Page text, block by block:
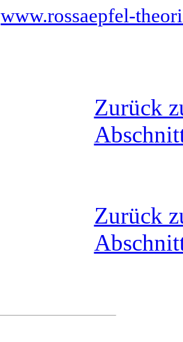
www.rossaepfel-
Zurück
Zurück